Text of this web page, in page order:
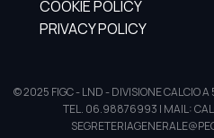
COOKIE POLICY
PRIVACY POLICY
© 2025 FIGC - LND - DIVISIONE CALCIO
TEL. 06.98876993 | MAIL: